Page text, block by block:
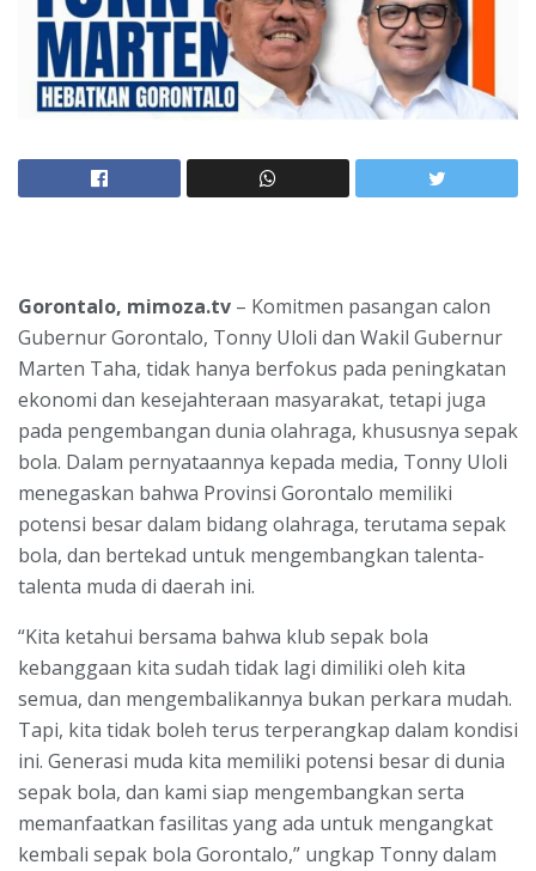
Gorontalo, mimoza.tv – Komitmen pasangan calon
Gubernur Gorontalo, Tonny Uloli dan Wakil Gubernur
Marten Taha, tidak hanya berfokus pada peningkatan
ekonomi dan kesejahteraan masyarakat, tetapi juga
pada pengembangan dunia olahraga, khususnya sepak
bola. Dalam pernyataannya kepada media, Tonny Uloli
menegaskan bahwa Provinsi Gorontalo memiliki
potensi besar dalam bidang olahraga, terutama sepak
bola, dan bertekad untuk mengembangkan talenta-
talenta muda di daerah ini.
“Kita ketahui bersama bahwa klub sepak bola
kebanggaan kita sudah tidak lagi dimiliki oleh kita
semua, dan mengembalikannya bukan perkara mudah.
Tapi, kita tidak boleh terus terperangkap dalam kondisi
ini. Generasi muda kita memiliki potensi besar di dunia
sepak bola, dan kami siap mengembangkan serta
memanfaatkan fasilitas yang ada untuk mengangkat
kembali sepak bola Gorontalo,” ungkap Tonny dalam